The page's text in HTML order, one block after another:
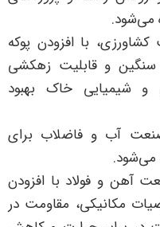
می‌شود.
با افزودن پوکه
و قابلیت زهکشی
و شیمیایی خاک بهبود
آب و فاضلاب برای
می‌شود.
آهن و فولاد با افزودن
مکانیکی، مقاومت در